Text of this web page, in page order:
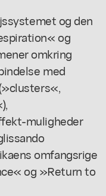
og den
og
omkring
med
muligheder
omfangsrige
og »Return to